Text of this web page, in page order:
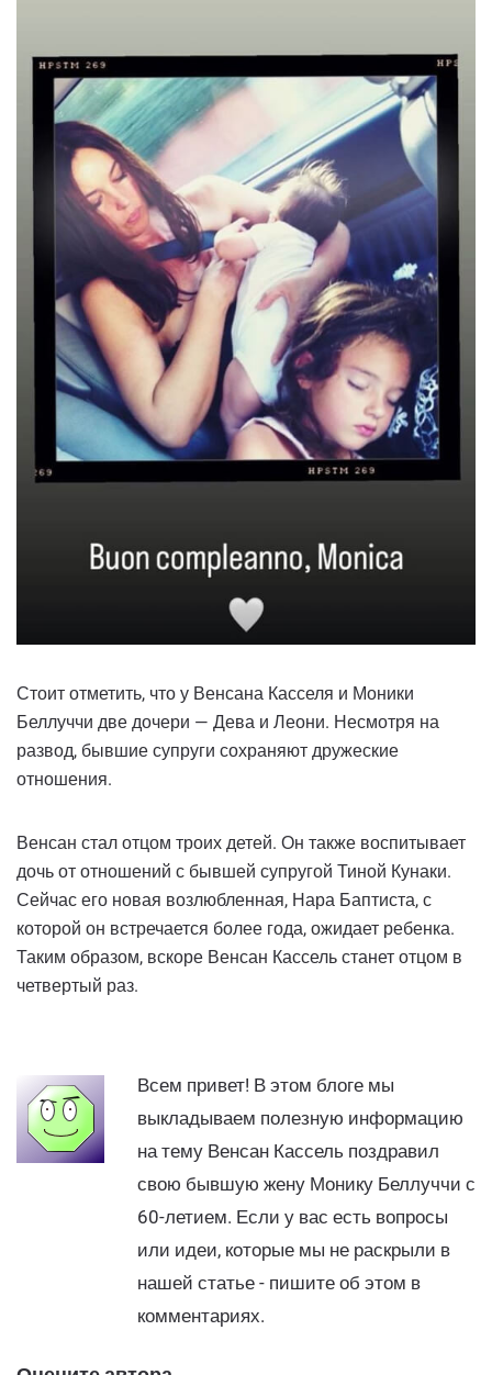
Стоит отметить, что у Венсана Касселя и Моники
Беллуччи две дочери — Дева и Леони. Несмотря на
развод, бывшие супруги сохраняют дружеские
отношения.
Венсан стал отцом троих детей. Он также воспитывает
дочь от отношений с бывшей супругой Тиной Кунаки.
Сейчас его новая возлюбленная, Нара Баптиста, с
которой он встречается более года, ожидает ребенка.
Таким образом, вскоре Венсан Кассель станет отцом в
четвертый раз.
Всем привет! В этом блоге мы
выкладываем полезную информацию
на тему Венсан Кассель поздравил
свою бывшую жену Монику Беллуччи с
60-летием. Если у вас есть вопросы
или идеи, которые мы не раскрыли в
нашей статье - пишите об этом в
комментариях.